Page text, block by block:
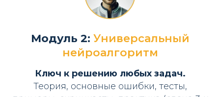
Модуль 2: Универсальный
нейроалгоритм
Ключ к решению любых задач.
Теория, основные ошибки, тесты,